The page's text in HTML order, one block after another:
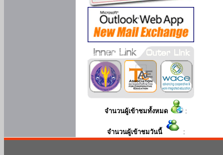
จำนวนผู้เข้าชมทั้งหมด :
จำนวนผู้เข้าชมวันนี้ :